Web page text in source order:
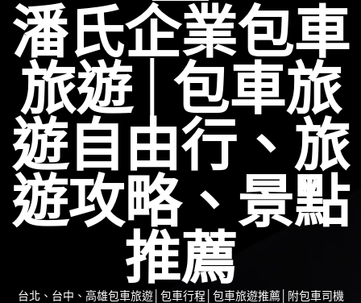
潘氏企業包車
旅遊│包車旅
遊自由行、旅
遊攻略、景點
推薦
台北、台中、高雄包車旅遊│包車行程│包車旅遊推薦│附包車司機